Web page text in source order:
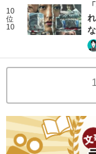
10
位
10